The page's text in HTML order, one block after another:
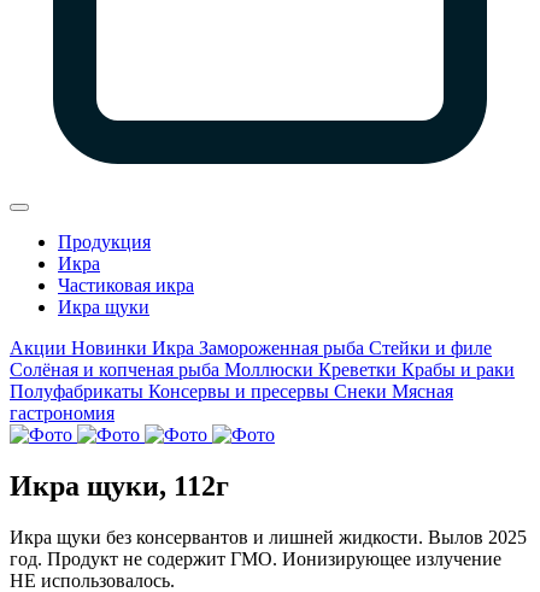
Продукция
Икра
Частиковая икра
Икра щуки
Акции Новинки Икра Замороженная рыба Стейки и филе
Солёная и копченая рыба Моллюски Креветки Крабы и раки
Полуфабрикаты Консервы и пресервы Снеки Мясная
гастрономия
Икра щуки, 112г
Икра щуки без консервантов и лишней жидкости. Вылов 2025
год. Продукт не содержит ГМО. Ионизирующее излучение
НЕ использовалось.